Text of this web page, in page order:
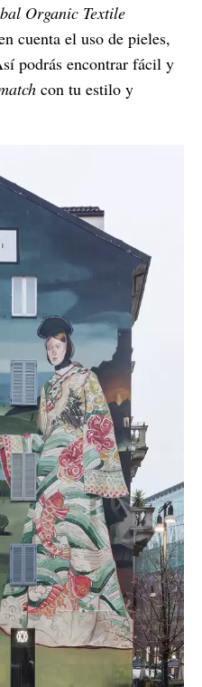
Organic Textile
cuenta el uso de pieles,
podrás encontrar fácil y
con tu estilo y